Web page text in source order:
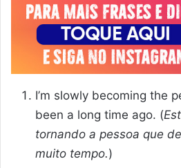
I’m slowly becoming the
been a long time ago. (
tornando a pessoa que
muito tempo.)